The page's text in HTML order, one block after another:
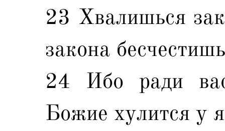
23 Хвалишься
закона
24 Ибо ради
Божие хулится у